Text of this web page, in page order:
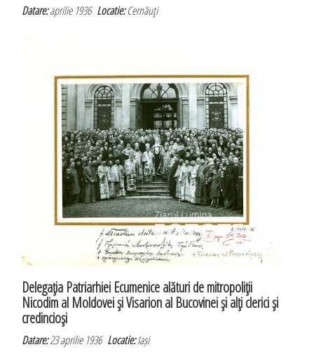
Datare:aprilie 1936Locatie:Cernăuţi
Delegaţia Patriarhiei Ecumenice alături de mitropoliţii
Nicodim al Moldovei şi Visarion al Bucovinei şi alţi clerici şi
credincioşi
Datare:23 aprilie 1936Locatie:Iași